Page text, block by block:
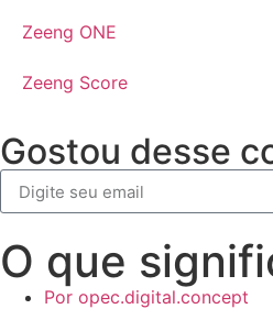
Zeeng ONE
Zeeng Score
Gostou desse
O que
Por opec.digital.concept